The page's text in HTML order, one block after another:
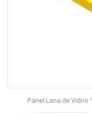
Panel Lana de Vidrio